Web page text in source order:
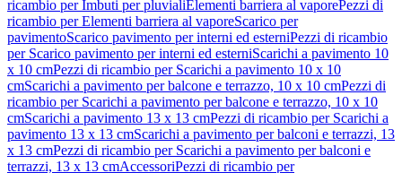
ricambio per Imbuti per pluvialiElementi barriera al vaporePezzi di
ricambio per Elementi barriera al vaporeScarico per
pavimentoScarico pavimento per interni ed esterniPezzi di ricambio
per Scarico pavimento per interni ed esterniScarichi a pavimento 10
x 10 cmPezzi di ricambio per Scarichi a pavimento 10 x 10
cmScarichi a pavimento per balcone e terrazzo, 10 x 10 cmPezzi di
ricambio per Scarichi a pavimento per balcone e terrazzo, 10 x 10
cmScarichi a pavimento 13 x 13 cmPezzi di ricambio per Scarichi a
pavimento 13 x 13 cmScarichi a pavimento per balconi e terrazzi, 13
x 13 cmPezzi di ricambio per Scarichi a pavimento per balconi e
terrazzi, 13 x 13 cmAccessoriPezzi di ricambio per